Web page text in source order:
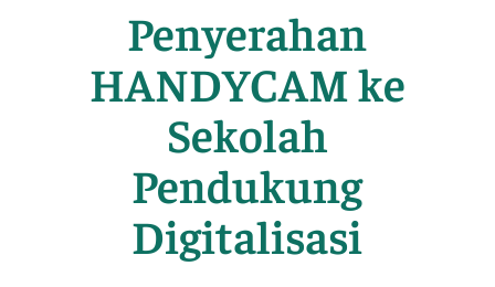
Penyerahan
HANDYCAM ke
Sekolah
Pendukung
Digitalisasi